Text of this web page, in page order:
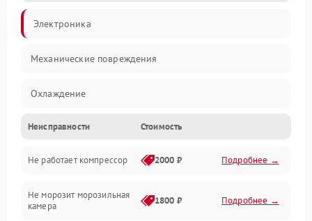
Электроника
Механические повреждения
Охлаждение
Механика
Электропитание
Дренаж
Неисправности Стоимость
Не работает компрессор 2000 ₽ Подробнее →
Не морозит морозильная
камера
1800 ₽ Подробнее →